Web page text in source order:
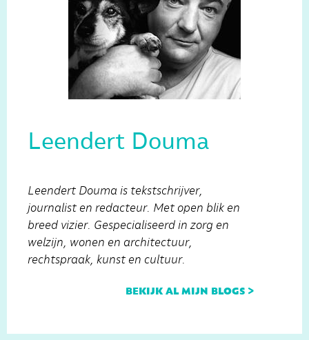
Leendert Douma
Leendert Douma is tekstschrijver,
journalist en redacteur. Met open blik en
breed vizier. Gespecialiseerd in zorg en
welzijn, wonen en architectuur,
rechtspraak, kunst en cultuur.
bekijk al mijn blogs >